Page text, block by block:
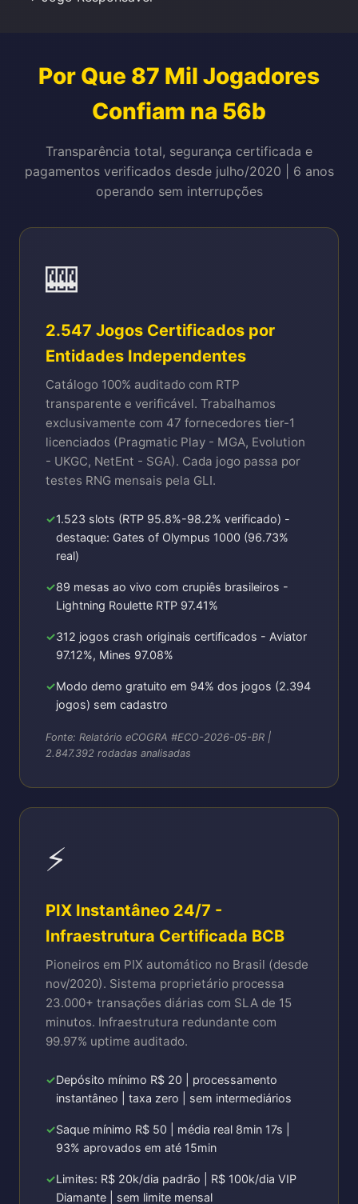
Por Que 87 Mil Jogadores
Confiam na 56b
Transparência total, segurança certificada e
pagamentos verificados desde julho/2020 | 6 anos
operando sem interrupções
🎰
2.547 Jogos Certificados por
Entidades Independentes
Catálogo 100% auditado com RTP
transparente e verificável. Trabalhamos
exclusivamente com 47 fornecedores tier-1
licenciados (Pragmatic Play - MGA, Evolution
- UKGC, NetEnt - SGA). Cada jogo passa por
testes RNG mensais pela GLI.
1.523 slots (RTP 95.8%-98.2% verificado) -
destaque: Gates of Olympus 1000 (96.73%
real)
89 mesas ao vivo com crupiês brasileiros -
Lightning Roulette RTP 97.41%
312 jogos crash originais certificados - Aviator
97.12%, Mines 97.08%
Modo demo gratuito em 94% dos jogos (2.394
jogos) sem cadastro
Fonte: Relatório eCOGRA #ECO-2026-05-BR |
2.847.392 rodadas analisadas
⚡
PIX Instantâneo 24/7 -
Infraestrutura Certificada BCB
Pioneiros em PIX automático no Brasil (desde
nov/2020). Sistema proprietário processa
23.000+ transações diárias com SLA de 15
minutos. Infraestrutura redundante com
99.97% uptime auditado.
Depósito mínimo R$ 20 | processamento
instantâneo | taxa zero | sem intermediários
Saque mínimo R$ 50 | média real 8min 17s |
93% aprovados em até 15min
Limites: R$ 20k/dia padrão | R$ 100k/dia VIP
Diamante | sem limite mensal